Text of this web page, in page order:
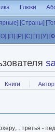
Глюки
[Страны]
[О] [П] [Р] [С] [Т] [У]
Книги
третья -